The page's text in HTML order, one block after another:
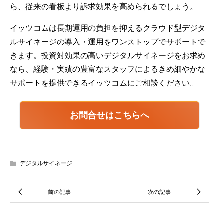
ら、従来の看板より訴求効果を高められるでしょう。
イッツコムは長期運用の負担を抑えるクラウド型デジタ
ルサイネージの導入・運用をワンストップでサポートで
きます。投資対効果の高いデジタルサイネージをお求め
なら、経験・実績の豊富なスタッフによるきめ細やかな
サポートを提供できるイッツコムにご相談ください。
お問合せはこちらへ
デジタルサイネージ